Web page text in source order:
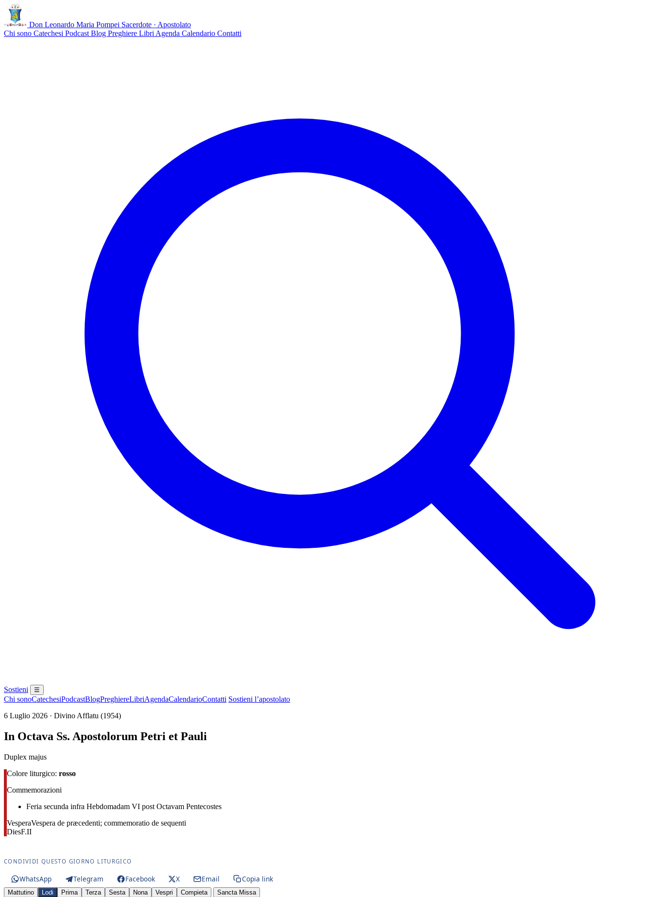
Don Leonardo Maria Pompei Sacerdote · Apostolato
Chi sono Catechesi Podcast Blog Preghiere Libri Agenda Calendario Contatti
Sostieni ☰
Chi sonoCatechesiPodcastBlogPreghiereLibriAgendaCalendarioContatti Sostieni l’apostolato
6 Luglio 2026 · Divino Afflatu (1954)
In Octava Ss. Apostolorum Petri et Pauli
Duplex majus
Colore liturgico: rosso
Commemorazioni
Feria secunda infra Hebdomadam VI post Octavam Pentecostes
VesperaVespera de præcedenti; commemoratio de sequenti
DiesF.II
CONDIVIDI QUESTO GIORNO LITURGICO
WhatsApp Telegram Facebook X Email Copia link
Mattutino Lodi Prima Terza Sesta Nona Vespri Compieta Sancta Missa